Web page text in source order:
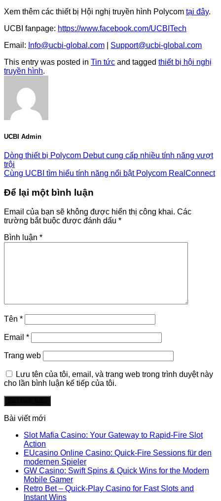
Xem thêm các thiết bị Hội nghị truyền hình Polycom tại đây.
UCBI fanpage: https://www.facebook.com/UCBITech
Email: Info@ucbi-global.com
Support@ucbi-global.com
This entry was posted in Tin tức and tagged thiết bị hội nghị
truyền hình.
UCBI Admin
Dòng thiết bị Polycom Debut cung cấp nhiều tính năng vượt
trội
Cùng UCBI tìm hiểu tính năng nổi bật Polycom RealConnect
Để lại một bình luận
Email của bạn sẽ không được hiển thị công khai. Các
trường bắt buộc được đánh dấu *
Bình luận *
Tên *
Email *
Trang web
Lưu tên của tôi, email, và trang web trong trình duyệt này
cho lần bình luận kế tiếp của tôi.
Bài viết mới
Slot Mafia Casino: Your Gateway to Rapid‑Fire Slot
Action
EUcasino Online Casino: Quick‑Fire Sessions für den
modernen Spieler
GW Casino: Swift Spins & Quick Wins for the Modern
Mobile Gamer
Retro Bet – Quick‑Play Casino for Fast Slots and
Instant Wins